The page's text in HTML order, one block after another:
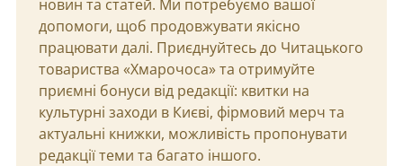
новин та статей. Ми потребуємо вашої
допомоги, щоб продовжувати якісно
працювати далі. Приєднуйтесь до Читацького
товариства «Хмарочоса» та отримуйте
приємні бонуси від редакції: квитки на
культурні заходи в Києві, фірмовий мерч та
актуальні книжки, можливість пропонувати
редакції теми та багато іншого.